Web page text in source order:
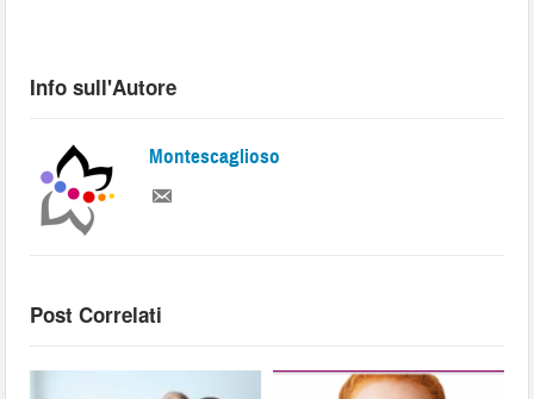
Info sull'Autore
Montescaglioso
Post Correlati